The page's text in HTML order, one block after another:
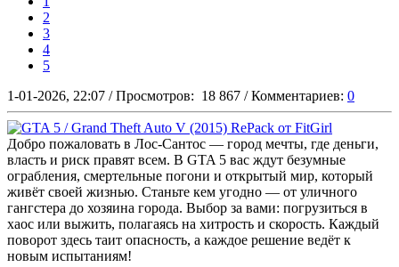
2
3
4
5
1-01-2026, 22:07 / Просмотров: 18 867 / Комментариев: 0
Добро пожаловать в Лос-Сантос — город мечты, где деньги,
власть и риск правят всем. В GTA 5 вас ждут безумные
ограбления, смертельные погони и открытый мир, который
живёт своей жизнью. Станьте кем угодно — от уличного
гангстера до хозяина города. Выбор за вами: погрузиться в
хаос или выжить, полагаясь на хитрость и скорость. Каждый
поворот здесь таит опасность, а каждое решение ведёт к
новым испытаниям!